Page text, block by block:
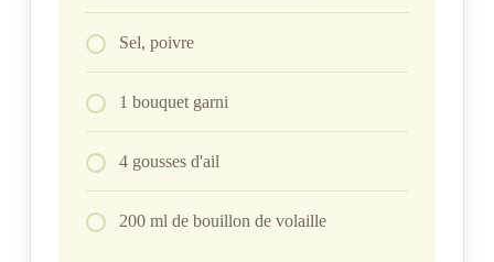
Sel, poivre
1 bouquet garni
4 gousses d'ail
200 ml de bouillon de volaille